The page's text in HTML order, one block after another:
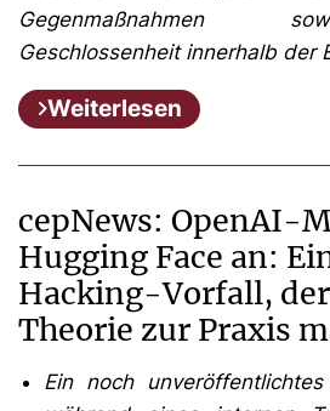
Gegenmaßnahmen
Geschlossenheit innerhalb der
Weiterlesen
cepNews: OpenAI-
Hugging Face an:
Hacking-Vorfall,
Theorie zur Praxis
Ein noch